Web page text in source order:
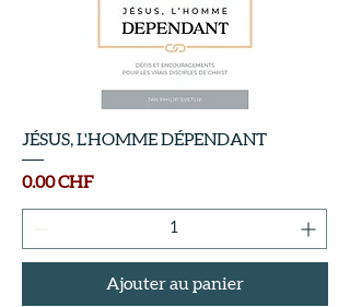
JÉSUS, L'HOMME DÉPENDANT
Prix
0.00 CHF
Ajouter au panier